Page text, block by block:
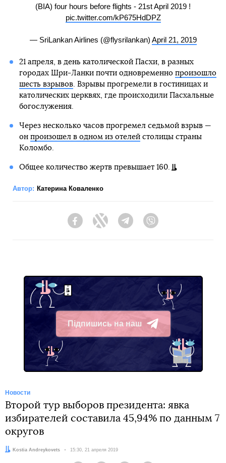
(BIA) four hours before flights - 21st April 2019 !
pic.twitter.com/kP675HdDPZ
— SriLankan Airlines (@flysrilankan) April 21, 2019
21 апреля, в день католической Пасхи, в разных
городах Шри-Ланки почти одновременно произошло
шесть взрывов. Взрывы прогремели в гостиницах и
католических церквях, где происходили Пасхальные
богослужения.
Через несколько часов прогремел седьмой взрыв —
он произошел в одном из отелейстолицы страны
Коломбо.
Общее количество жертв превышает 160.
Автор: Катерина Коваленко
FacebookTwitter Telegram
Підпишись на наш
Telegram
Новости
Второй тур выборов президента: явка
избирателей составила 45,94% по данным 7
округов
Автор:Kostia Andreykovets Дата:
15:30, 21 апреля 2019